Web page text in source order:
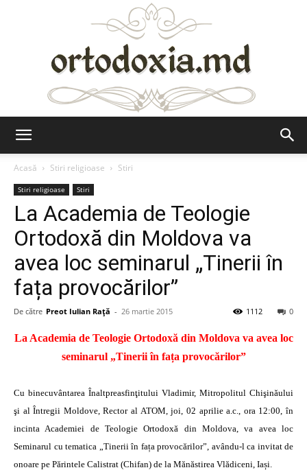
Acasă
Stiri religioase Stiri
Stiri religioase Stiri
La Academia de Teologie
Ortodoxă din Moldova va
avea loc seminarul „Tinerii în
fața provocărilor”
De către Preot Iulian Raţă - 26 martie 2015 0
1112
La Academia de Teologie Ortodoxă din Moldova va avea loc
seminarul „Tinerii în fața provocărilor”
Cu binecuvântarea Înaltpreasfinţitului Vladimir, Mitropolitul Chişinăului
şi al Întregii Moldove, Rector al ATOM, joi, 02 aprilie a.c., ora 12:00, în
incinta Academiei de Teologie Ortodoxă din Moldova, va avea loc
Seminarul cu tematica „Tinerii în fața provocărilor”, avându-l ca invitat de
onoare pe Părintele Calistrat (Chifan) de la Mănăstirea Vlădiceni, Iași.